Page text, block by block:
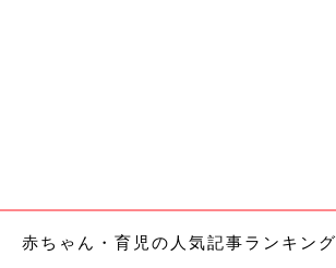
赤ちゃん・育児の人気記事ランキング